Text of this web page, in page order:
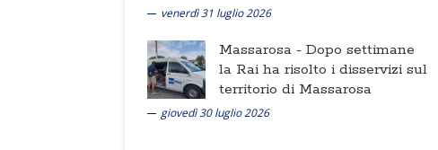
venerdì 31 luglio 2026
Massarosa - Dopo settimane
la Rai ha risolto i disservizi sul
territorio di Massarosa
giovedì 30 luglio 2026